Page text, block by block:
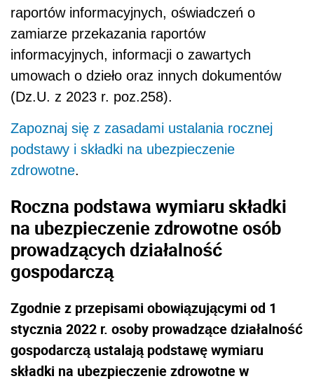
raportów informacyjnych, oświadczeń o
zamiarze przekazania raportów
informacyjnych, informacji o zawartych
umowach o dzieło oraz innych dokumentów
(Dz.U. z 2023 r. poz.258).
Zapoznaj się z zasadami ustalania rocznej
podstawy i składki na ubezpieczenie
zdrowotne.
Roczna podstawa wymiaru składki
na ubezpieczenie zdrowotne osób
prowadzących działalność
gospodarczą
Zgodnie z przepisami obowiązującymi od 1
stycznia 2022 r. osoby prowadzące działalność
gospodarczą ustalają podstawę wymiaru
składki na ubezpieczenie zdrowotne w